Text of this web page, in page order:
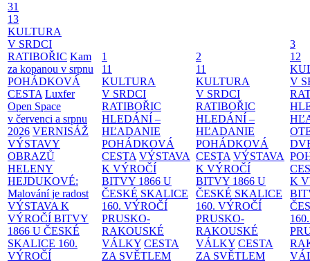
31
13
KULTURA
V SRDCI
RATIBOŘIC Kam
za kopanou v srpnu
POHÁDKOVÁ
CESTA Luxfer
Open Space
v červenci a srpnu
2026 VERNISÁŽ
VÝSTAVY
OBRAZŮ
HELENY
HEJDUKOVÉ:
Malování je radost
VÝSTAVA K
VÝROČÍ BITVY
1866 U ČESKÉ
SKALICE 160.
VÝROČÍ
1
11
KULTURA
V SRDCI
RATIBOŘIC
HLEDÁNÍ –
HĽADANIE
POHÁDKOVÁ
CESTA VÝSTAVA
K VÝROČÍ
BITVY 1866 U
ČESKÉ SKALICE
160. VÝROČÍ
PRUSKO-
RAKOUSKÉ
VÁLKY CESTA
ZA SVĚTLEM
2
11
KULTURA
V SRDCI
RATIBOŘIC
HLEDÁNÍ –
HĽADANIE
POHÁDKOVÁ
CESTA VÝSTAVA
K VÝROČÍ
BITVY 1866 U
ČESKÉ SKALICE
160. VÝROČÍ
PRUSKO-
RAKOUSKÉ
VÁLKY CESTA
ZA SVĚTLEM
3
12
V
K